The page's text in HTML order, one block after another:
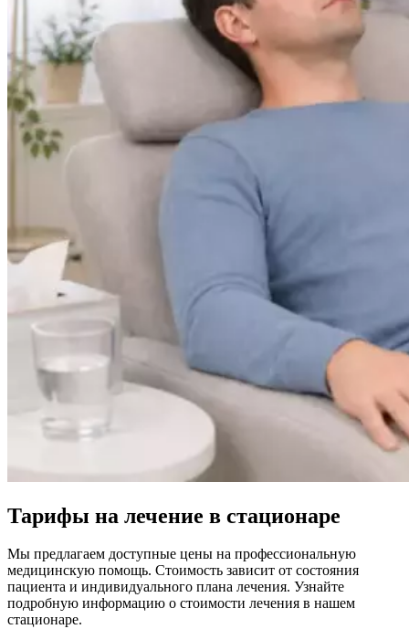
Тарифы на лечение в стационаре
Мы предлагаем доступные цены на профессиональную
медицинскую помощь. Стоимость зависит от состояния
пациента и индивидуального плана лечения. Узнайте
подробную информацию о стоимости лечения в нашем
стационаре.